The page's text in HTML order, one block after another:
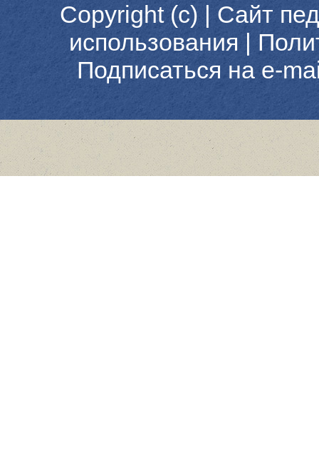
Copyright (c) | Сайт
использования |
Подписаться на e-